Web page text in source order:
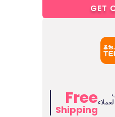
GET
Free
Shipping
الى 30% لعملاء